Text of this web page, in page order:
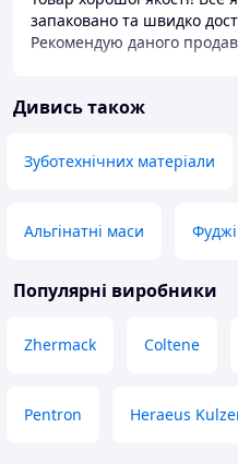
запаковано та швидко
Рекомендую даного
Недоліки
Дивись також
Зуботехнічних матеріали
Альгінатні маси Фуджі
Популярні виробники
Zhermack Coltene
Pentron Heraeus